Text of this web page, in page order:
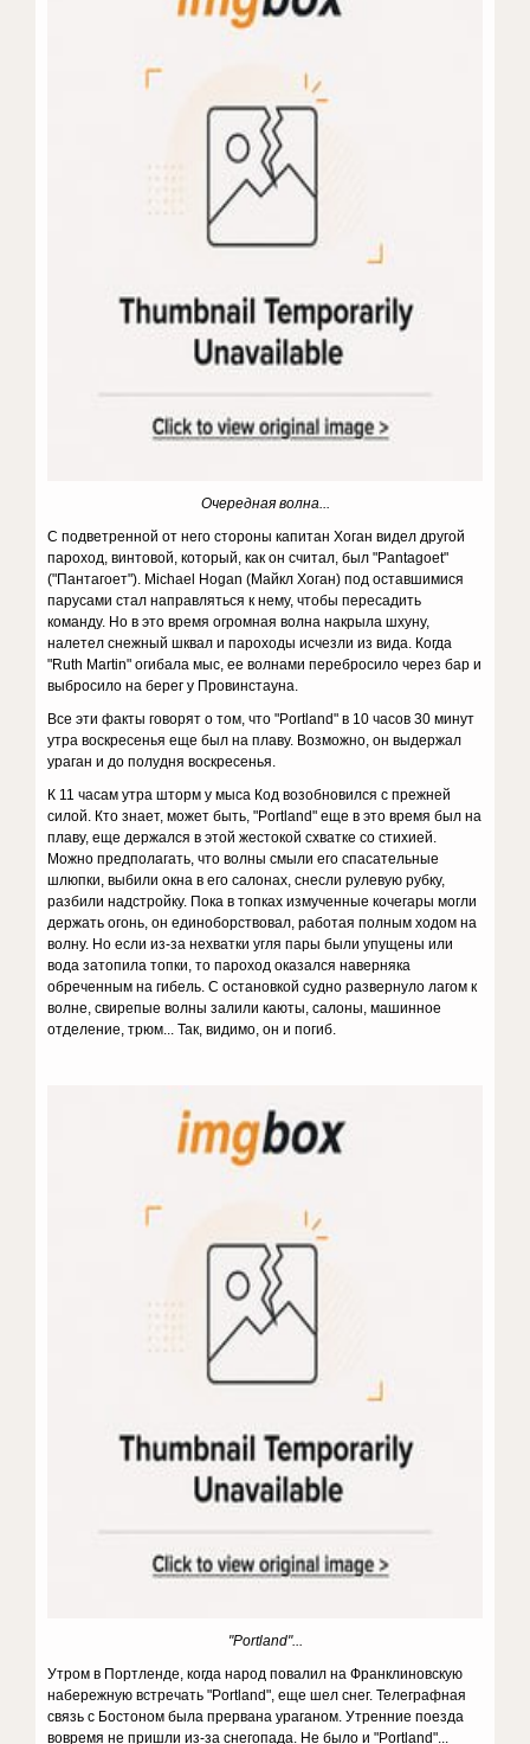
Очередная волна...
С подветренной от него стороны капитан Хоган видел другой
пароход, винтовой, который, как он считал, был "Pantagoet"
("Пантагоет"). Michael Hogan (Майкл Хоган) под оставшимися
парусами стал направляться к нему, чтобы пересадить
команду. Но в это время огромная волна накрыла шхуну,
налетел снежный шквал и пароходы исчезли из вида. Когда
"Ruth Martin" огибала мыс, ее волнами перебросило через бар и
выбросило на берег у Провинстауна.
Все эти факты говорят о том, что "Portland" в 10 часов 30 минут
утра воскресенья еще был на плаву. Возможно, он выдержал
ураган и до полудня воскресенья.
К 11 часам утра шторм у мыса Код возобновился с прежней
силой. Кто знает, может быть, "Portland" еще в это время был на
плаву, еще держался в этой жестокой схватке со стихией.
Можно предполагать, что волны смыли его спасательные
шлюпки, выбили окна в его салонах, снесли рулевую рубку,
разбили надстройку. Пока в топках измученные кочегары могли
держать огонь, он единоборствовал, работая полным ходом на
волну. Но если из-за нехватки угля пары были упущены или
вода затопила топки, то пароход оказался наверняка
обреченным на гибель. С остановкой судно развернуло лагом к
волне, свирепые волны залили каюты, салоны, машинное
отделение, трюм... Так, видимо, он и погиб.
"Portland"...
Утром в Портленде, когда народ повалил на Франклиновскую
набережную встречать "Portland", еще шел снег. Телеграфная
связь с Бостоном была прервана ураганом. Утренние поезда
вовремя не пришли из-за снегопада. Не было и "Portland"...